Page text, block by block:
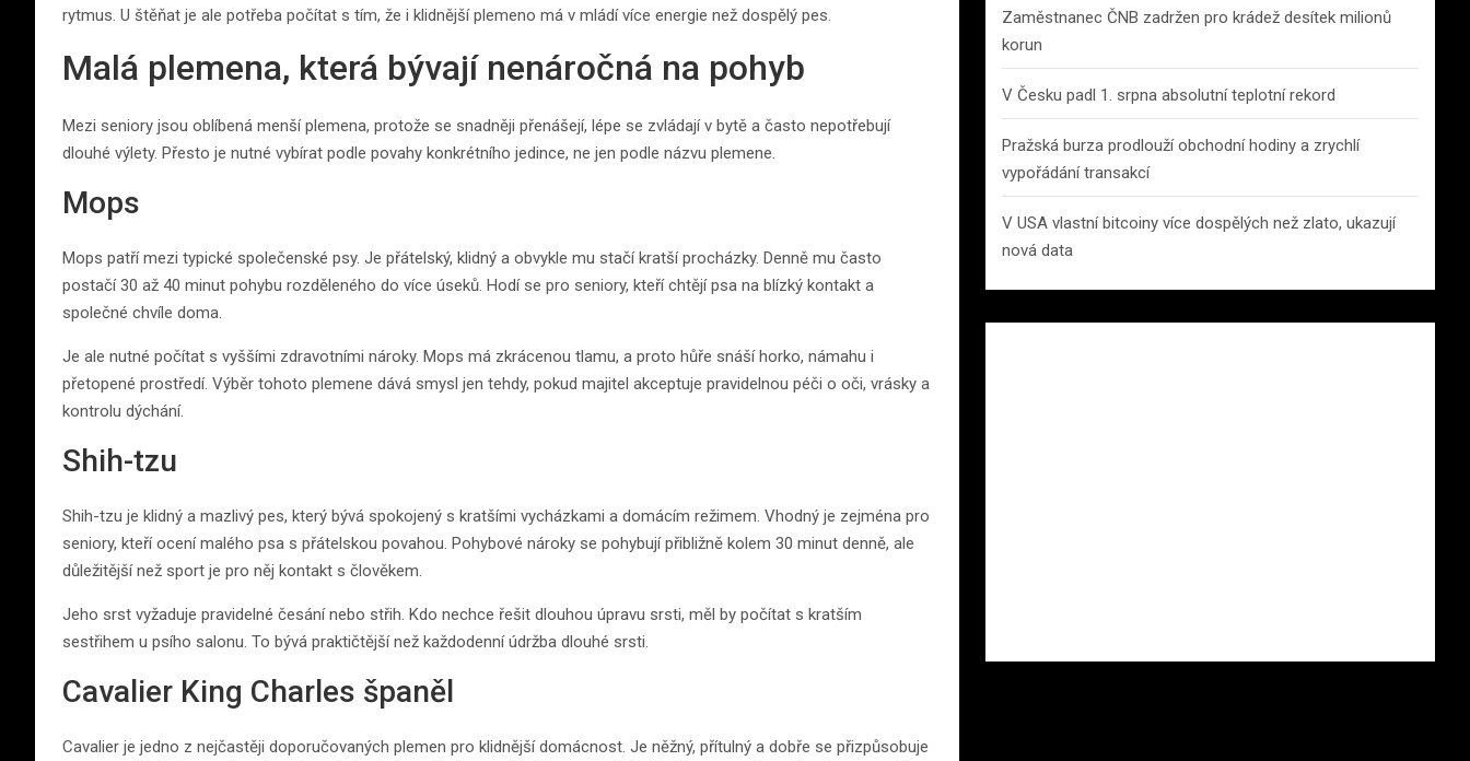
rytmus. U štěňat je ale potřeba počítat s tím, že i klidnější plemeno má v mládí více energie než dospělý pes.
Malá plemena, která bývají nenáročná na pohyb
Mezi seniory jsou oblíbená menší plemena, protože se snadněji přenášejí, lépe se zvládají v bytě a často nepotřebují
dlouhé výlety. Přesto je nutné vybírat podle povahy konkrétního jedince, ne jen podle názvu plemene.
Mops
Mops patří mezi typické společenské psy. Je přátelský, klidný a obvykle mu stačí kratší procházky. Denně mu často
postačí 30 až 40 minut pohybu rozděleného do více úseků. Hodí se pro seniory, kteří chtějí psa na blízký kontakt a
společné chvíle doma.
Je ale nutné počítat s vyššími zdravotními nároky. Mops má zkrácenou tlamu, a proto hůře snáší horko, námahu i
přetopené prostředí. Výběr tohoto plemene dává smysl jen tehdy, pokud majitel akceptuje pravidelnou péči o oči, vrásky a
kontrolu dýchání.
Shih-tzu
Shih-tzu je klidný a mazlivý pes, který bývá spokojený s kratšími vycházkami a domácím režimem. Vhodný je zejména pro
seniory, kteří ocení malého psa s přátelskou povahou. Pohybové nároky se pohybují přibližně kolem 30 minut denně, ale
důležitější než sport je pro něj kontakt s člověkem.
Jeho srst vyžaduje pravidelné česání nebo střih. Kdo nechce řešit dlouhou úpravu srsti, měl by počítat s kratším
sestřihem u psího salonu. To bývá praktičtější než každodenní údržba dlouhé srsti.
Cavalier King Charles španěl
Cavalier je jedno z nejčastěji doporučovaných plemen pro klidnější domácnost. Je něžný, přítulný a dobře se přizpůsobuje
Zaměstnanec ČNB zadržen pro krádež desítek milionů
korun
V Česku padl 1. srpna absolutní teplotní rekord
Pražská burza prodlouží obchodní hodiny a zrychlí
vypořádání transakcí
V USA vlastní bitcoiny více dospělých než zlato, ukazují
nová data